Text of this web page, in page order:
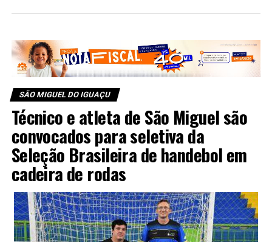
SÃO MIGUEL DO IGUAÇU
Técnico e atleta de São Miguel são
convocados para seletiva da
Seleção Brasileira de handebol em
cadeira de rodas